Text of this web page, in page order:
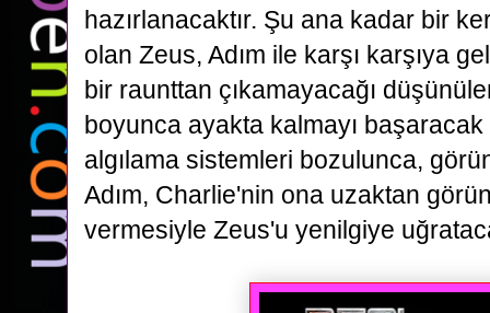
hazırlanacaktır. Şu ana kadar bir
olan Zeus, Adım ile karşı karşıya
bir raunttan çıkamayacağı
boyunca ayakta kalmayı
algılama sistemleri bozulunca,
Adım, Charlie'nin ona uzaktan
vermesiyle Zeus'u yenilgiye